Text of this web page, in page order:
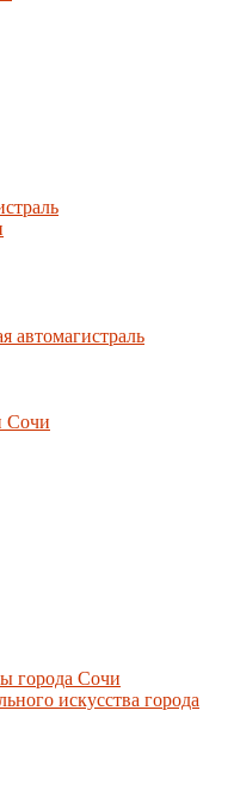
автомагистраль
Сочи
города Сочи
искусства города